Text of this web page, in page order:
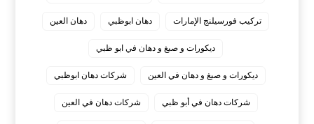
تركيب فورسيلنج الإمارات دهان ابوظبي دهان العين
ديكورات و صبغ و دهان في ابو ظبي
ديكورات و صبغ و دهان في العين شركات دهان ابوظبي
شركات دهان في أبو ظبي شركات دهان في العين